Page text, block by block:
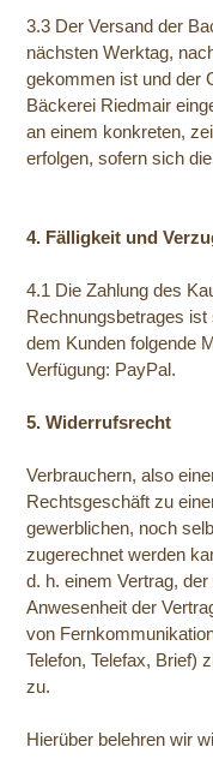
3.3 Der Versand der
nächsten Werktag,
gekommen ist und der
Bäckerei Riedmair
an einem konkreten,
erfolgen, sofern sich
4. Fälligkeit und
4.1 Die Zahlung des
Rechnungsbetrages
dem Kunden folgende
Verfügung: PayPal.
5. Widerrufsrecht
Verbrauchern, also
Rechtsgeschäft zu
gewerblichen, noch
zugerechnet werden
d. h. einem Vertrag,
Anwesenheit der
von
Telefon, Telefax, Brief)
zu.
Hierüber belehren wir